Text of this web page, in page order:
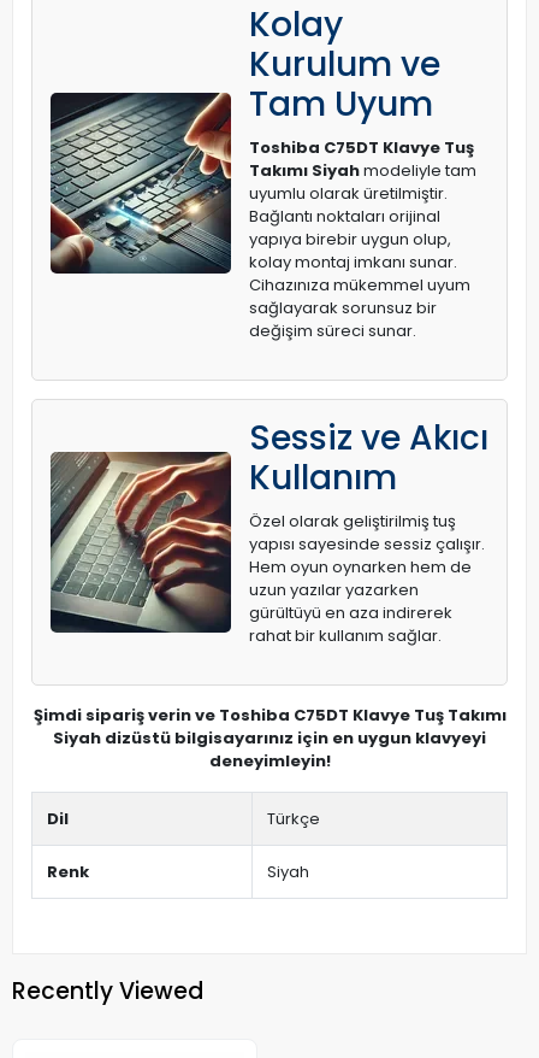
Kolay
Kurulum ve
Tam Uyum
Toshiba C75DT Klavye Tuş
Takımı Siyahmodeliyle tam
uyumlu olarak üretilmiştir.
Bağlantı noktaları orijinal
yapıya birebir uygun olup,
kolay montaj imkanı sunar.
Cihazınıza mükemmel uyum
sağlayarak sorunsuz bir
değişim süreci sunar.
Sessiz ve Akıcı
Kullanım
Özel olarak geliştirilmiş tuş
yapısı sayesinde sessiz çalışır.
Hem oyun oynarken hem de
uzun yazılar yazarken
gürültüyü en aza indirerek
rahat bir kullanım sağlar.
Şimdi sipariş verin ve Toshiba C75DT Klavye Tuş Takımı
Siyah dizüstü bilgisayarınız için en uygun klavyeyi
deneyimleyin!
Dil Türkçe
Renk Siyah
Recently Viewed